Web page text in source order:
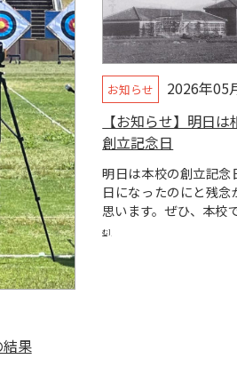
結果
お知らせ
2026年05
【お知らせ】明日
創立記念日
明日は本校の創立記
日になったのにと残
思います。ぜひ、本校
む]